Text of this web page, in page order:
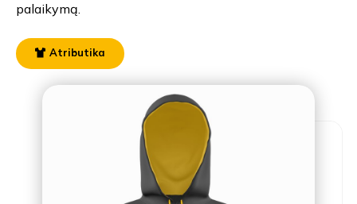
palaikymą.
Atributika